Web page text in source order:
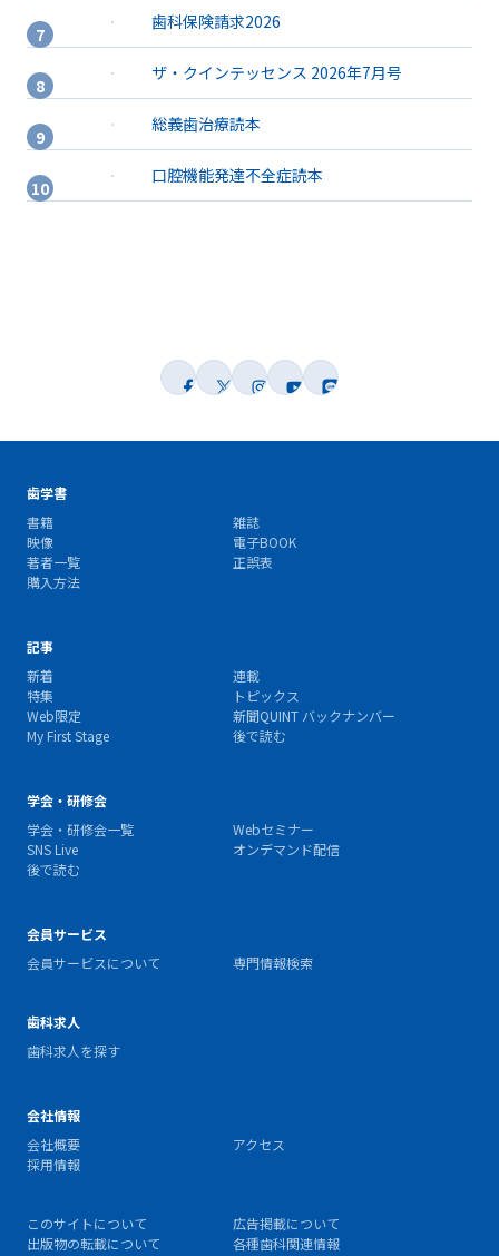
歯科保険請求2026
ザ・クインテッセンス 2026年7月号
総義歯治療読本
口腔機能発達不全症読本
歯学書
書籍
雑誌
映像
電子BOOK
著者一覧
正誤表
購入方法
記事
新着
連載
特集
トピックス
Web限定
新聞QUINT バックナンバー
My First Stage
後で読む
学会・研修会
学会・研修会一覧
Webセミナー
SNS Live
オンデマンド配信
後で読む
会員サービス
会員サービスについて
専門情報検索
歯科求人
歯科求人を探す
会社情報
会社概要
アクセス
採用情報
このサイトについて
広告掲載について
出版物の転載について
各種歯科関連情報